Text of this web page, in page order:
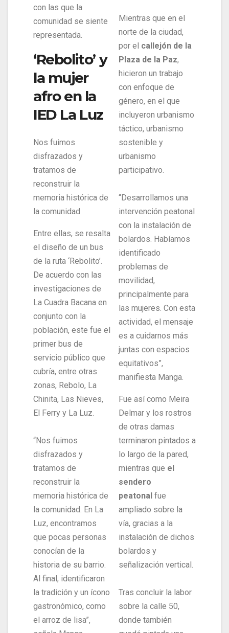
con las que la
comunidad se siente
representada.
‘Rebolito’ y
la mujer
afro en la
IED La Luz
Nos fuimos
disfrazados y
tratamos de
reconstruir la
memoria histórica de
la comunidad
Entre ellas, se resalta
el diseño de un bus
de la ruta ‘Rebolito’.
De acuerdo con las
investigaciones de
La Cuadra Bacana en
conjunto con la
población, este fue el
primer bus de
servicio público que
cubría, entre otras
zonas, Rebolo, La
Chinita, Las Nieves,
El Ferry y La Luz.
“Nos fuimos
disfrazados y
tratamos de
reconstruir la
memoria histórica de
la comunidad. En La
Luz, encontramos
que pocas personas
conocían de la
historia de su barrio.
Al final, identificaron
la tradición y un ícono
gastronómico, como
el arroz de lisa”,
Mientras que en el
norte de la ciudad,
por el callejón de la
Plaza de la Paz,
hicieron un trabajo
con enfoque de
género, en el que
incluyeron urbanismo
táctico, urbanismo
sostenible y
urbanismo
participativo.
“Desarrollamos una
intervención peatonal
con la instalación de
bolardos. Habíamos
identificado
problemas de
movilidad,
principalmente para
las mujeres. Con esta
actividad, el mensaje
es a cuidarnos más
juntas con espacios
equitativos”,
manifiesta Manga.
Fue así como Meira
Delmar y los rostros
de otras damas
terminaron pintados a
lo largo de la pared,
mientras que el
sendero
peatonal fue
ampliado sobre la
vía, gracias a la
instalación de dichos
bolardos y
señalización vertical.
Tras concluir la labor
sobre la calle 50,
donde también